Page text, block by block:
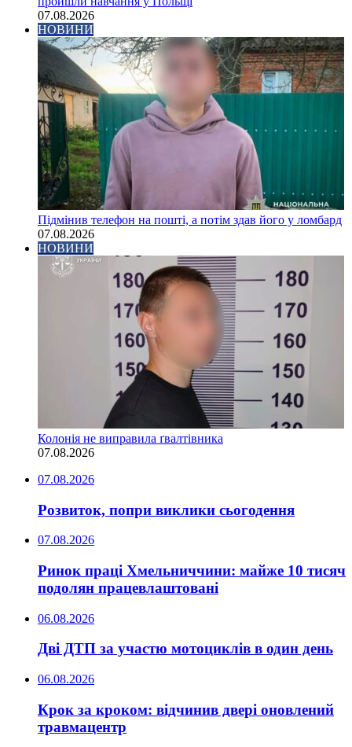
07.08.2026
НОВИНИ
Підмінив телефон на пошті, а потім здав його у ломбард
07.08.2026
НОВИНИ
Колонія не виправила ґвалтівника
07.08.2026
07.08.2026
Розвиток, попри виклики сьогодення
07.08.2026
Ринок праці Хмельниччини: майже 10 тисяч
подолян працевлаштовані
06.08.2026
Дві ДТП за участю мотоциклів в один день
06.08.2026
Крок за кроком: відчинив двері оновлений
травмацентр